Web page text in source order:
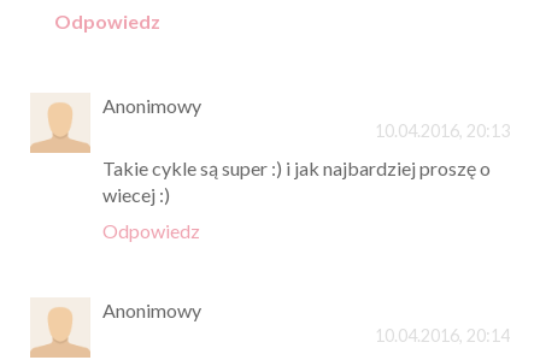
Odpowiedz
Anonimowy
10.04.2016, 20:13
Takie cykle są super :) i jak najbardziej proszę o
wiecej :)
Odpowiedz
Anonimowy
10.04.2016, 20:14